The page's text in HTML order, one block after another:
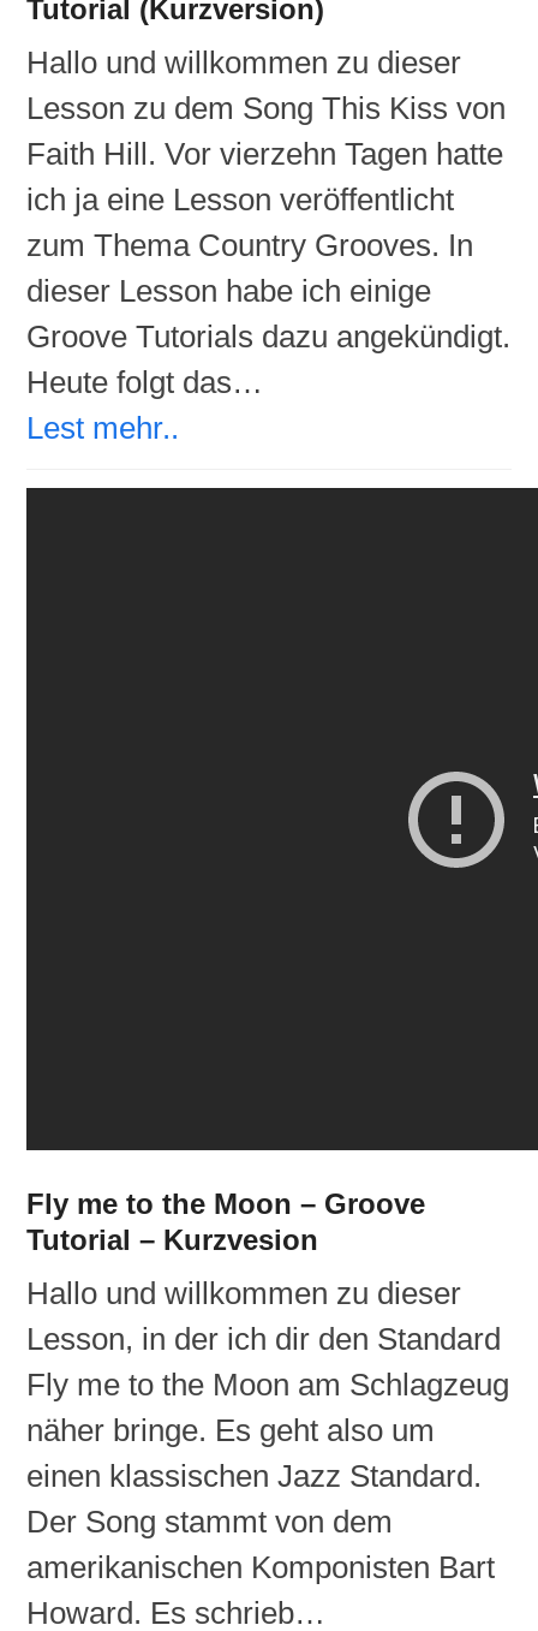
Tutorial (Kurzversion)
Hallo und willkommen zu dieser
Lesson zu dem Song This Kiss von
Faith Hill. Vor vierzehn Tagen hatte
ich ja eine Lesson veröffentlicht
zum Thema Country Grooves. In
dieser Lesson habe ich einige
Groove Tutorials dazu angekündigt.
Heute folgt das…
Lest mehr..
Fly me to the Moon – Groove
Tutorial – Kurzvesion
Hallo und willkommen zu dieser
Lesson, in der ich dir den Standard
Fly me to the Moon am Schlagzeug
näher bringe. Es geht also um
einen klassischen Jazz Standard.
Der Song stammt von dem
amerikanischen Komponisten Bart
Howard. Es schrieb…